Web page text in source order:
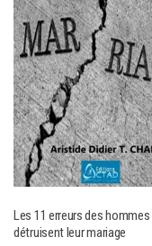
Les 11 erreurs des hommes
détruisent leur mariage